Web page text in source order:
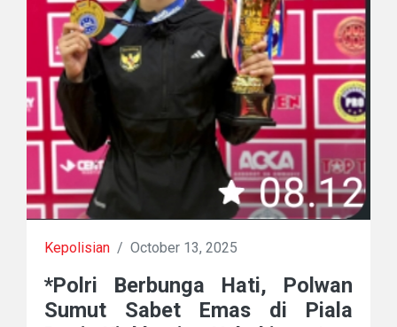
Kepolisian / October 13, 2025
*Polri Berbunga Hati, Polwan
Sumut Sabet Emas di Piala